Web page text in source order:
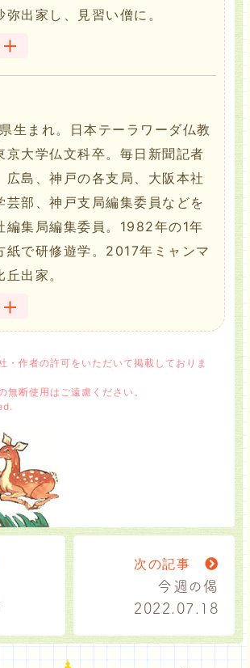
出家し、見習い僧に。
生まれ。日本テーラワーダ仏教
京大学仏文科卒。毎日新聞記者
広島、神戸の各支局、大阪本社
芸部、神戸支局編集委員などを
編集局編集委員。1982年の1年
紙で研修遊学。2017年ミャンマ
出家。
・作者の許可をいただいて掲載しておりま
無断使用はご遠慮ください。
次の記事
今週の偈
2022.07.18